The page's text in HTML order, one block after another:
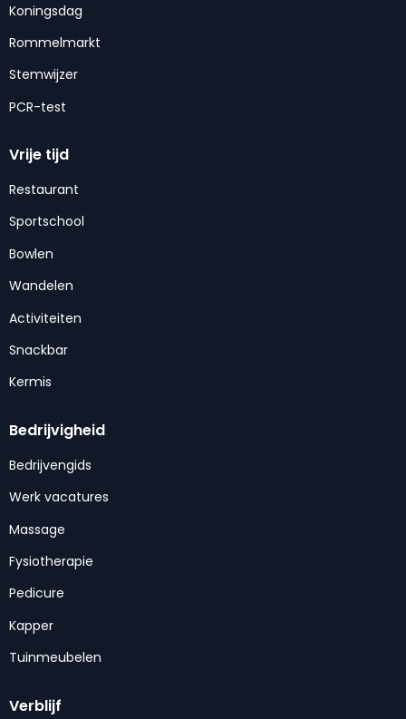
Koningsdag
Rommelmarkt
Stemwijzer
PCR-test
Vrije tijd
Restaurant
Sportschool
Bowlen
Wandelen
Activiteiten
Snackbar
Kermis
Bedrijvigheid
Bedrijvengids
Werk vacatures
Massage
Fysiotherapie
Pedicure
Kapper
Tuinmeubelen
Verblijf